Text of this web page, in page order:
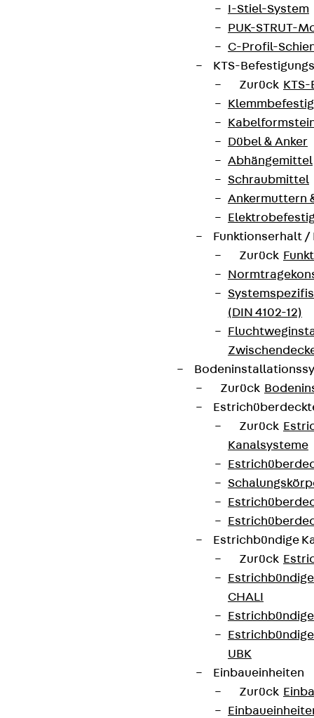
I-Stiel-System
PUK-STRUT-
C-Profil-
KTS-
Zurück
Dübel & Anker
Abhängemittel
Schraubmittel
Ankermuttern
Funktionserhalt
Zurück
(DIN 4102-12)
Zurück
Zurück
Kanalsysteme
Estrichbündige
Zurück
CHALI
UBK
Einbaueinheiten
Zurück